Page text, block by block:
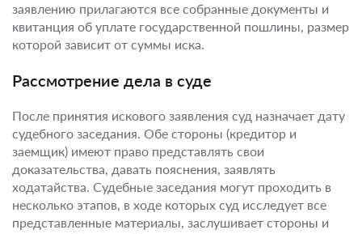
заявлению прилагаются все собранные документы и
квитанция об уплате государственной пошлины, размер
которой зависит от суммы иска.
Рассмотрение дела в суде
После принятия искового заявления суд назначает дату
судебного заседания. Обе стороны (кредитор и
заемщик) имеют право представлять свои
доказательства, давать пояснения, заявлять
ходатайства. Судебные заседания могут проходить в
несколько этапов, в ходе которых суд исследует все
представленные материалы, заслушивает стороны и